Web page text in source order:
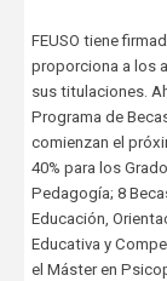
FEUSO tiene
proporciona a los
sus titulaciones.
Programa de
comienzan el
40% para los
Pedagogía; 8
Educación,
Educativa y
el Máster en